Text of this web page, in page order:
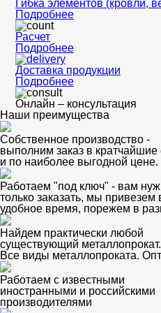
Гибка элементов (кровли,
Подробнее
Расчет
Подробнее
Доставка продукции
Подробнее
Онлайн – консультация
Наши преимущества
Собственное производство -
выполним заказ в кратчайшие
и по наиболее выгодной цене.
Работаем "под ключ" - вам
только заказать, мы привезем
удобное время, порежем в
Найдем практически любой
существующий металлопрокат.
Все виды металлопроката.
Работаем с известными
иностранными и российскими
производителями